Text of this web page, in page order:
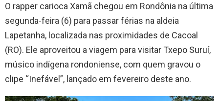
O rapper carioca Xamã chegou em Rondônia na última
segunda-feira (6) para passar férias na aldeia
Lapetanha, localizada nas proximidades de Cacoal
(RO). Ele aproveitou a viagem para visitar Txepo Suruí,
músico indígena rondoniense, com quem gravou o
clipe “Inefável”, lançado em fevereiro deste ano.